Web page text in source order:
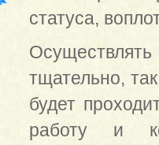
статуса,
тщательно,
будет
работу и